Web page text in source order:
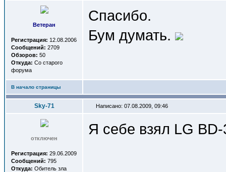
Ветеран
Регистрация: 12.08.2006
Сообщений: 2709
Обзоров: 50
Откуда: Со старого
форума
Спасибо.
Бум думать.
В начало страницы
Sky-71 Написано: 07.08.2009, 09:46
отключен
Регистрация: 29.06.2009
Сообщений: 795
Откуда: Обитель зла
Я себе взял LG